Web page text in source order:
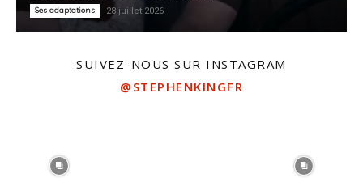
Ses adaptations 28 juillet 2026
SUIVEZ-NOUS SUR INSTAGRAM
@STEPHENKINGFR